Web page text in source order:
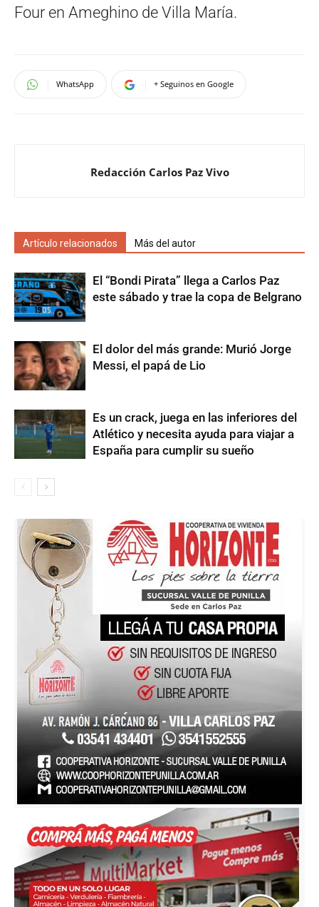
Four en Ameghino de Villa María.
WhatsApp + Seguinos en Google
Redacción Carlos Paz Vivo
Artículo relacionados Más del autor
El “Bondi Pirata” llega a Carlos Paz
este sábado y trae la copa de Belgrano
El dolor del más grande: Murió Jorge
Messi, el papá de Lio
Es un crack, juega en las inferiores del
Atlético y necesita ayuda para viajar a
España para cumplir su sueño